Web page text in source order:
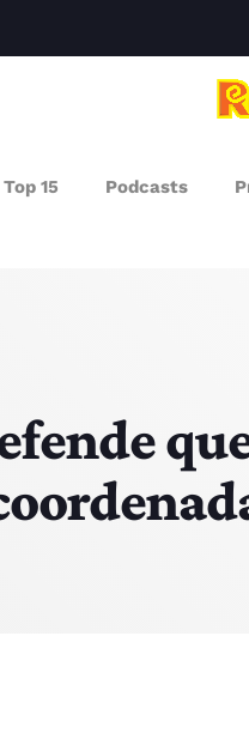
Top 15 Podcasts
PROGRAMAS